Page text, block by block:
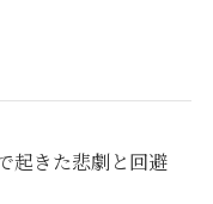
起きた悲劇と回避